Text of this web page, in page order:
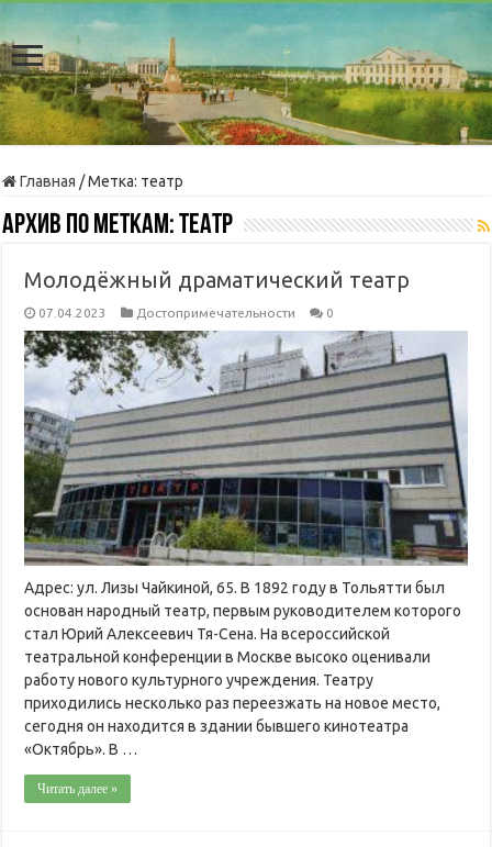
Главная /Метка: театр
Архив по меткам:театр
Молодёжный драматический театр
07.04.2023 Достопримечательности 0
Адрес: ул. Лизы Чайкиной, 65. В 1892 году в Тольятти был
основан народный театр, первым руководителем которого
стал Юрий Алексеевич Тя-Сена. На всероссийской
театральной конференции в Москве высоко оценивали
работу нового культурного учреждения. Театру
приходились несколько раз переезжать на новое место,
сегодня он находится в здании бывшего кинотеатра
«Октябрь». В …
Читать далее »